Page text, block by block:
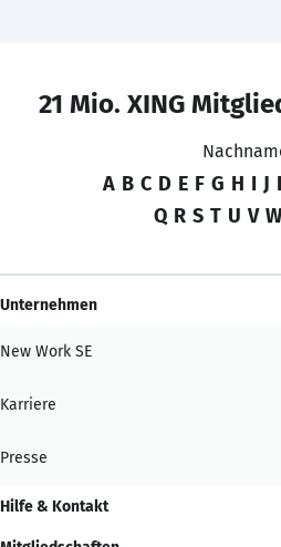
21 Mio. XING
A B C D E F G H I J
Q R S T U V W
Unternehmen
New Work SE
Karriere
Presse
Hilfe & Kontakt